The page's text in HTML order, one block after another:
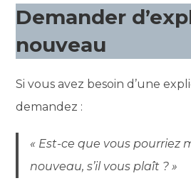
Demander
nouveau
Si vous avez besoin d’une
demandez :
« Est-ce que vous pourriez
nouveau, s’il vous plaît ? »